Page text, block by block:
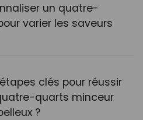
un quatre-
varier les saveurs
clés pour réussir
quarts minceur
?